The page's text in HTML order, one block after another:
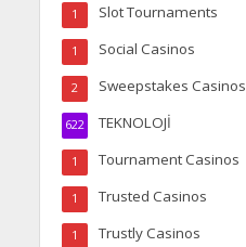
Slot Tournaments
1
Social Casinos
1
Sweepstakes Casinos
2
TEKNOLOJİ
622
Tournament Casinos
1
Trusted Casinos
1
Trustly Casinos
1